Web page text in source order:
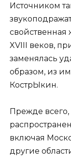
Источником
XVIII веков,
заменялась
образом, из
КострЫкин.
Прежде
включая
другие